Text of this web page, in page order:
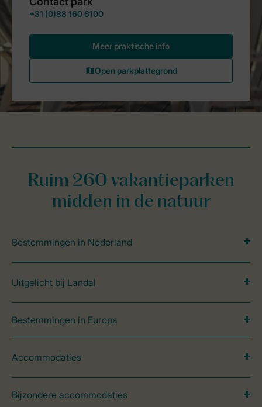
Ruim 260 vakantieparken
midden in de natuur
Bestemmingen in Nederland
Uitgelicht bij Landal
Bestemmingen in Europa
Accommodaties
Bijzondere accommodaties